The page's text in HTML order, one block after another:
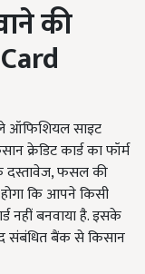
की
ऑफिशियल साइट
क्रेडिट कार्ड का फॉर्म
दस्तावेज, फसल की
कि आपने किसी
नहीं बनवाया है. इसके
संबंधित बैंक से किसान